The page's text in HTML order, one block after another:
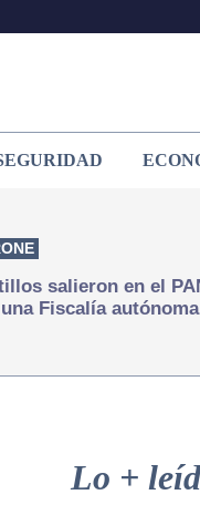
salieron en el
Fiscalía
Sidebar
Lo +